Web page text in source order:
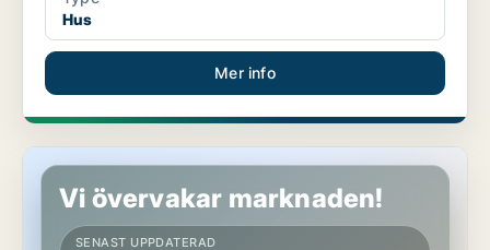
Hus
Mer info
Hus i Skellefteå, Ursviken
Vi övervakar marknaden!
SENAST UPPDATERAD